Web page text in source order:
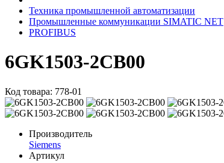
Техника промышленной автоматизации
Промышленные коммуникации SIMATIC NET
PROFIBUS
6GK1503-2CB00
Код товара: 778-01
Производитель
Siemens
Артикул